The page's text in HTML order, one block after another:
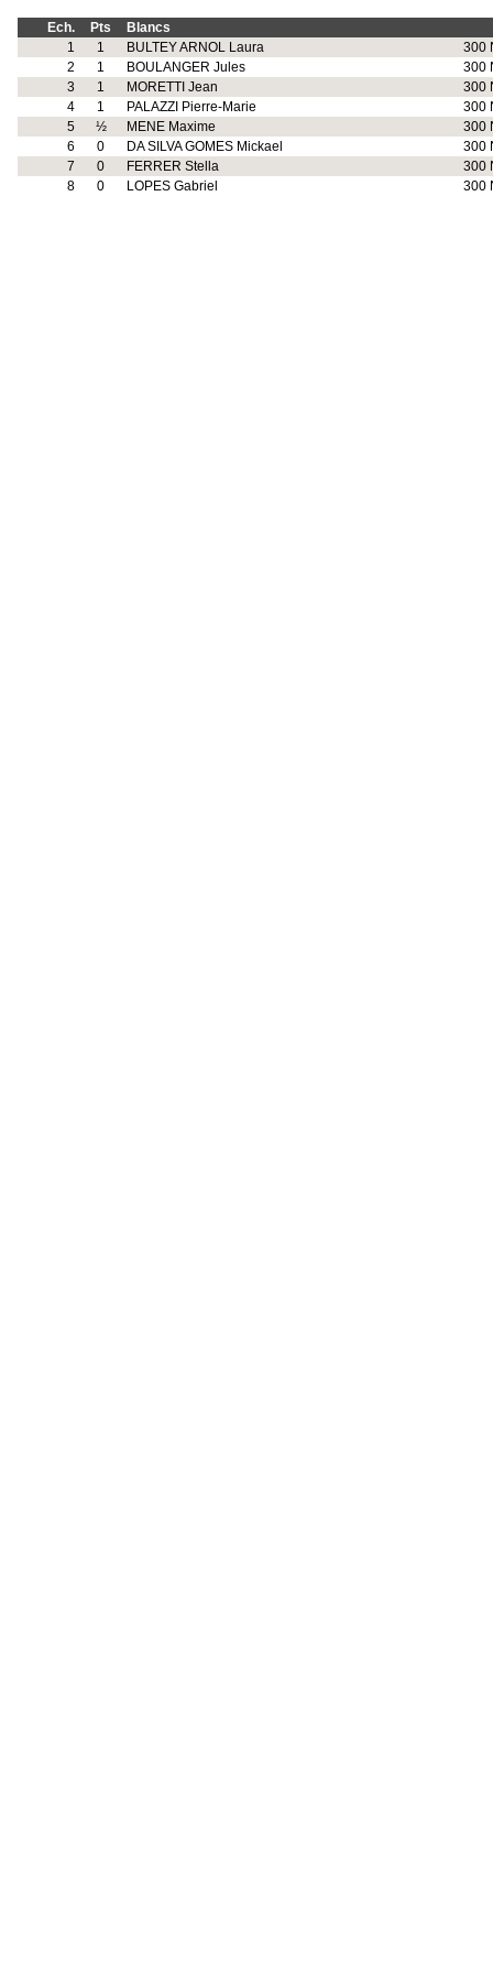
Ech. Pts
Blancs
1
1 BULTEY ARNOL Laura
300
2
1 BOULANGER Jules
300
3
1 MORETTI Jean
300
4
1 PALAZZI Pierre-Marie
300
5
½ MENE Maxime
300
6
0 DA SILVA GOMES Mickael
300
7
0 FERRER Stella
300
8
0 LOPES Gabriel 300